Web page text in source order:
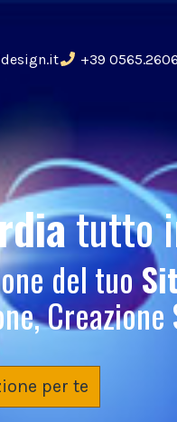
+39
tutto
del tuo
per te